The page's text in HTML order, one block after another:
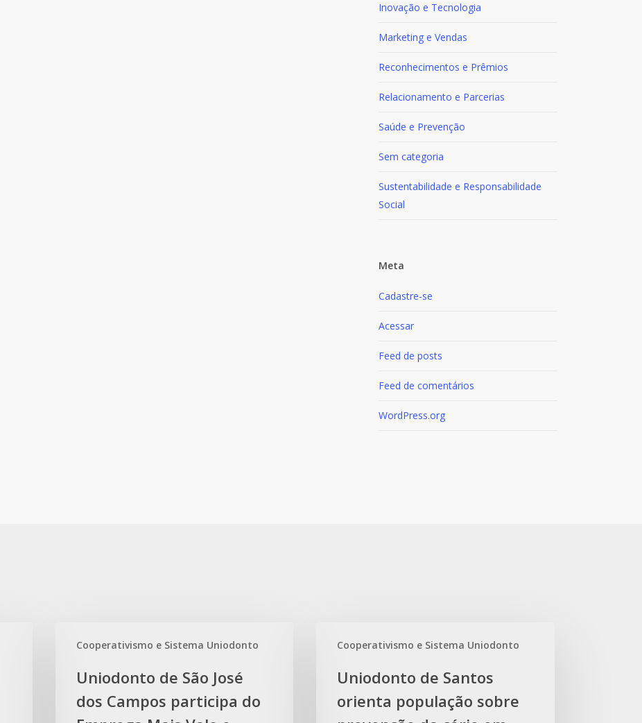
Inovação e Tecnologia
Marketing e Vendas
Reconhecimentos e Prêmios
Relacionamento e Parcerias
Saúde e Prevenção
Sem categoria
Sustentabilidade e Responsabilidade
Social
Meta
Cadastre-se
Acessar
Feed de posts
Feed de comentários
WordPress.org
Cooperativismo e Sistema Uniodonto
Uniodonto de São José
dos Campos participa do
Cooperativismo e Sistema Uniodonto
orienta
população
Uniodonto de Santos
orienta população sobre